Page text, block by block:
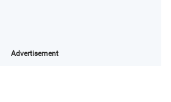
Advertisement